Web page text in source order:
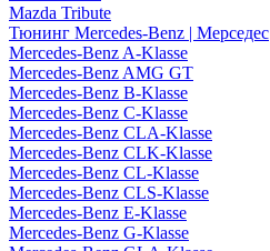
Mazda Tribute
Тюнинг Mercedes-Benz | Мерседес
Mercedes-Benz A-Klasse
Mercedes-Benz AMG GT
Mercedes-Benz B-Klasse
Mercedes-Benz C-Klasse
Mercedes-Benz CLA-Klasse
Mercedes-Benz CLK-Klasse
Mercedes-Benz CL-Klasse
Mercedes-Benz CLS-Klasse
Mercedes-Benz E-Klasse
Mercedes-Benz G-Klasse